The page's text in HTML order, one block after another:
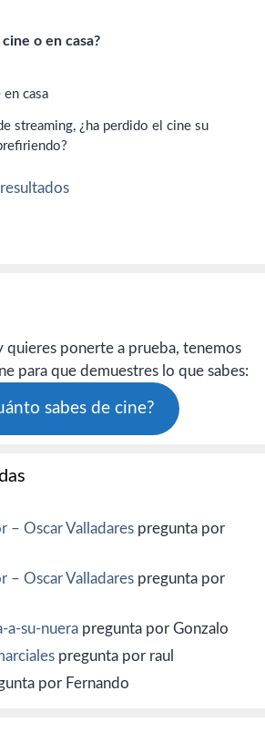
o en casa?
en casa
perdido el cine su
prefiriendo?
quieres ponerte a prueba, tenemos
para que demuestres lo que sabes:
sabes de cine?
– Oscar Valladares pregunta por
– Oscar Valladares pregunta por
a-su-nuera pregunta por Gonzalo
pregunta por raul
por Fernando